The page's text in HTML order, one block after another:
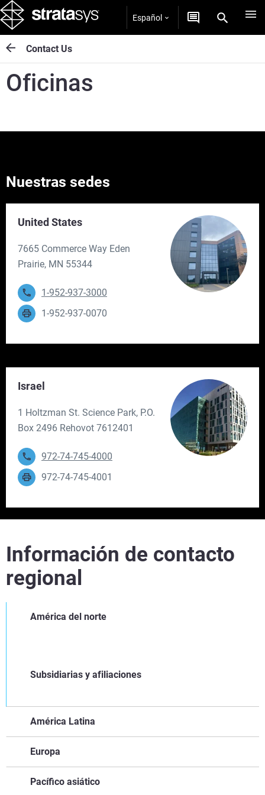
Español
Contact Us
Oficinas
Nuestras sedes
United States
7665 Commerce Way Eden
Prairie, MN 55344
1-952-937-3000
1-952-937-0070
Israel
1 Holtzman St. Science Park, P.O.
Box 2496 Rehovot 7612401
972-74-745-4000
972-74-745-4001
Información de contacto
regional
América del norte
Subsidiarias y afiliaciones
América Latina
Brazil
Europa
Pacífico asiático